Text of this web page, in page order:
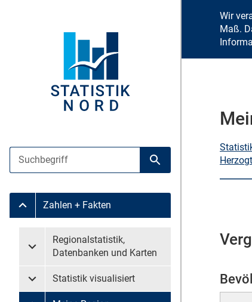
Suche
Suche starten
Untermenü Zahlen + Fakten
Zahlen + Fakten
Untermenü überspringen
Untermenü Regionalstatistik, Datenbanken und
Regionalstatistik,
Datenbanken und Karten
Untermenü Statistik visualisiert
Statistik visualisiert
Wir
Maß.